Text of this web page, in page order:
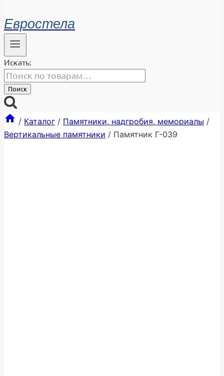
Евростела
Искать:
Поиск
/ Каталог / Памятники, надгробия, мемориалы /
Вертикальные памятники / Памятник Г-039